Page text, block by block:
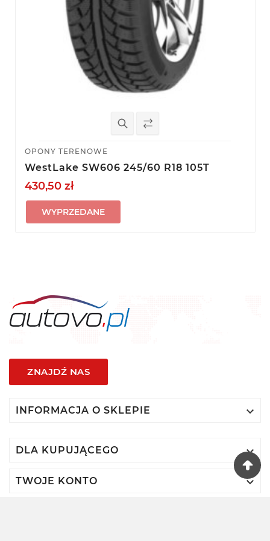
OPONY TERENOWE
WestLake SW606 245/60 R18 105T
430,50 zł
WYPRZEDANE
ZNAJDŹ NAS
INFORMACJA O SKLEPIE 
DLA KUPUJĄCEGO 
TWOJE KONTO 